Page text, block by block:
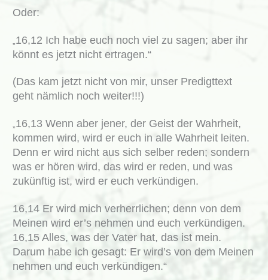
Oder:
16,12 Ich habe euch noch viel zu sagen; aber ihr
könnt es jetzt nicht ertragen.“
(Das kam jetzt nicht von mir, unser Predigttext
geht nämlich noch weiter!!!)
„16,13 Wenn aber jener, der Geist der Wahrheit,
kommen wird, wird er euch in alle Wahrheit leiten.
Denn er wird nicht aus sich selber reden; sondern
was er hören wird, das wird er reden, und was
zukünftig ist, wird er euch verkündigen.
16,14 Er wird mich verherrlichen; denn von dem
Meinen wird er’s nehmen und euch verkündigen.
16,15 Alles, was der Vater hat, das ist mein.
Darum habe ich gesagt: Er wird’s von dem Meinen
nehmen und euch verkündigen.“